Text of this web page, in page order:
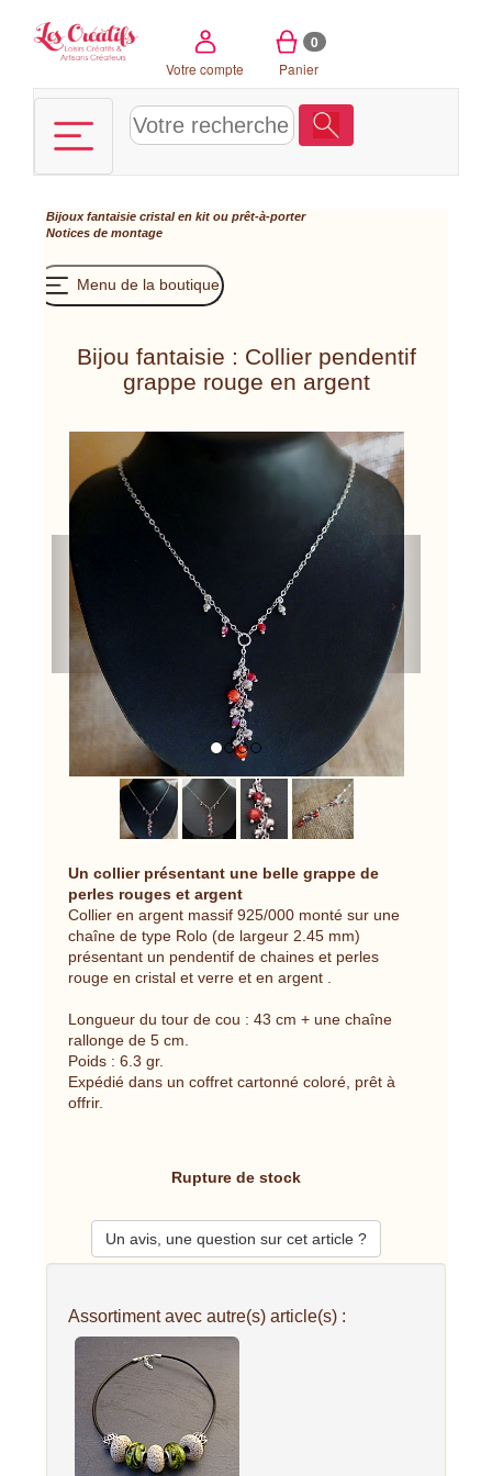
Votre compte
0
Panier
Bijoux fantaisie cristal en kit ou prêt-à-porter
Notices de montage
Menu de la boutique
Bijou fantaisie : Collier pendentif
grappe rouge en argent
Un collier présentant une belle grappe de
perles rouges et argent
Collier en argent massif 925/000 monté sur une
chaîne de type Rolo (de largeur 2.45 mm)
présentant un pendentif de chaines et perles
rouge en cristal et verre et en argent .
Longueur du tour de cou : 43 cm + une chaîne
rallonge de 5 cm.
Poids : 6.3 gr.
Expédié dans un coffret cartonné coloré, prêt à
offrir.
Rupture de stock
Un avis, une question sur cet article ?
Assortiment avec autre(s) article(s) :